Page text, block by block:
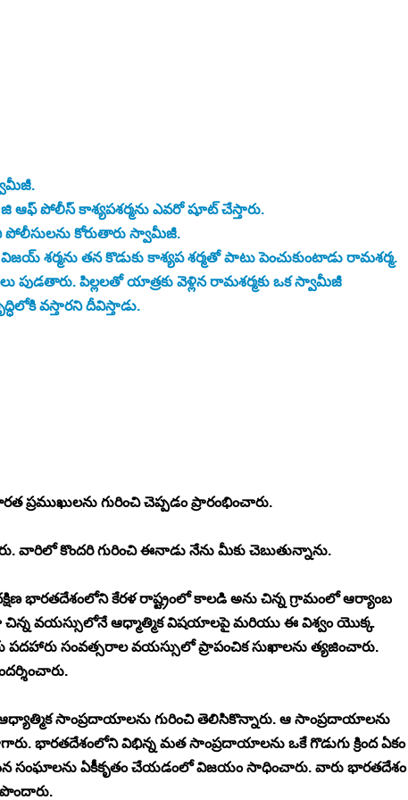
జి ఆఫ్ పోలీస్ కాశ్యపశర్మను ఎవరో షూట్ చేస్తారు.
పోలీసులను కోరుతారు స్వామీజీ.
విజయ్ శర్మను తన కొడుకు కాశ్యప శర్మతో పాటు పెంచుకుంటాడు రామశర్మ.
పుడతారు. పిల్లలతో యాత్రకు వెళ్లిన రామశర్మకు ఒక స్వామీజీ
వస్తారని దీవిస్తాడు.
ప్రముఖులను గురించి చెప్పడం ప్రారంభించారు.
వారిలో కొందరి గురించి ఈనాడు నేను మీకు చెబుతున్నాను.
దక్షిణ భారతదేశంలోని కేరళ రాష్ట్రంలో కాలడి అను చిన్న గ్రామంలో ఆర్యాంబ
చిన్న వయస్సులోనే ఆధ్మాత్మిక విషయాలపై మరియు ఈ విశ్వం యొక్క
పదహారు సంవత్సరాల వయస్సులో ప్రాపంచిక సుఖాలను త్యజించారు.
సాంప్రదాయాలను గురించి తెలిసికొన్నారు. ఆ సాంప్రదాయాలను
భారతదేశంలోని విభిన్న మత సాంప్రదాయాలను ఒకే గొడుగు క్రింద ఏకం
సంఘాలను ఏకీకృతం చేయడంలో విజయం సాధించారు. వారు భారతదేశం